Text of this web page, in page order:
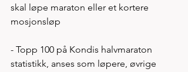
skal løpe maraton eller et kortere
mosjonsløp
- Topp 100 på Kondis halvmaraton
statistikk, anses som løpere, øvrige